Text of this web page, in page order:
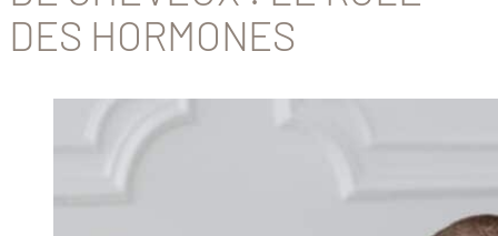
DES HORMONES